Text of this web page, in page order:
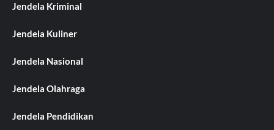
Jendela Kriminal
Jendela Kuliner
Jendela Nasional
Jendela Olahraga
Jendela Pendidikan